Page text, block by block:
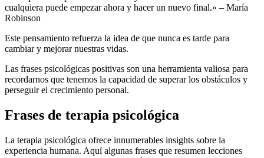
cualquiera puede empezar ahora y hacer un nuevo final.» – María
Robinson
Este pensamiento refuerza la idea de que nunca es tarde para
cambiar y mejorar nuestras vidas.
Las frases psicológicas positivas son una herramienta valiosa para
recordarnos que tenemos la capacidad de superar los obstáculos y
perseguir el crecimiento personal.
Frases de terapia psicológica
La terapia psicológica ofrece innumerables insights sobre la
experiencia humana. Aquí algunas frases que resumen lecciones